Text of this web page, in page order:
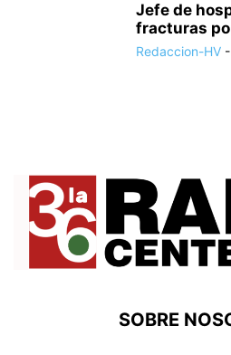
Jefe de
fracturas
Redaccion-HV -
SOBRE